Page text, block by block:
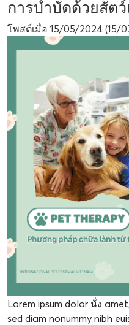
การบำบัดด้วยสัตว์
โพสต์เมื่อ 15/05/2024 (15/
Lorem ipsum dolor นั่ง
sed diam nonummy nibh